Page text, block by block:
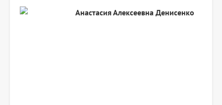
Анастасия Алексеевна Денисенко